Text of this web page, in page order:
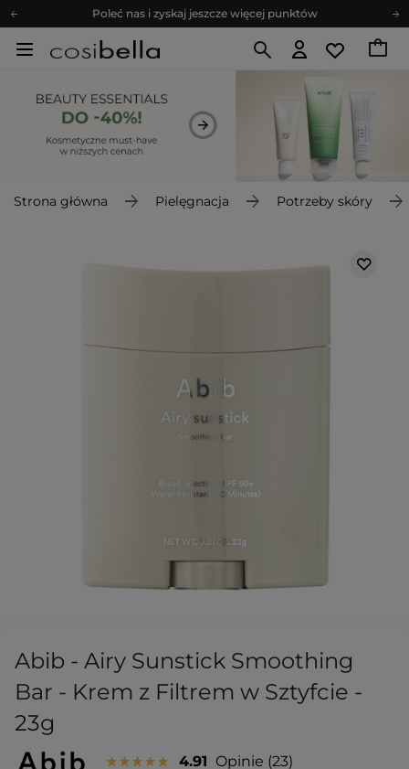
Poleć nas i zyskaj jeszcze więcej punktów
Zapisz się na newsletter pełen porad
Z nami to możliwe! Realizacja zamówienia do 24h.
Poleć nas i zyskaj jeszcze więcej punktów
Zapisz się na newsletter pełen porad
Strona główna Pielęgnacja Potrzeby skóry
Abib - Airy Sunstick Smoothing
Bar - Krem z Filtrem w Sztyfcie -
23g
4.91 Opinie 23